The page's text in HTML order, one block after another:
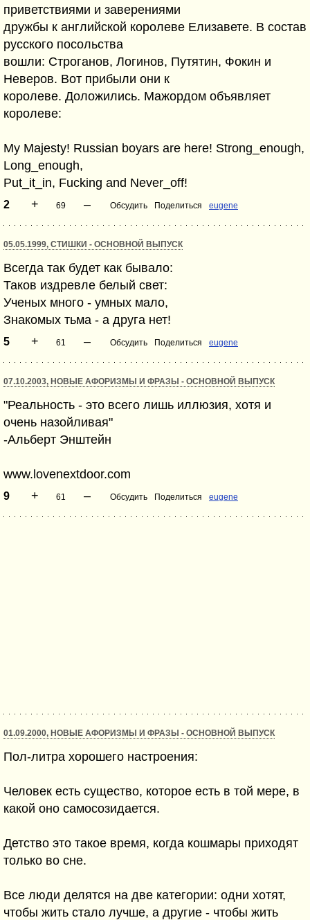
приветствиями и заверениями
дружбы к английской королеве Елизавете. В состав
русского посольства
вошли: Строганов, Логинов, Путятин, Фокин и
Неверов. Вот прибыли они к
королеве. Доложились. Мажордом объявляет
королеве:
My Majesty! Russian boyars are here! Strong_enough,
Long_enough,
Put_it_in, Fuсking and Never_off!
2 + 69 – Обсудить Поделиться eugene
05.05.1999, СТИШКИ - ОСНОВНОЙ ВЫПУСК
Всегда так будет как бывало:
Таков издревле белый свет:
Ученых много - умных мало,
Знакомых тьма - а друга нет!
5 + 61 – Обсудить Поделиться eugene
07.10.2003, НОВЫЕ АФОРИЗМЫ И ФРАЗЫ - ОСНОВНОЙ ВЫПУСК
"Реальность - это всего лишь иллюзия, хотя и
очень назойливая"
-Альберт Энштейн
www.lovenextdoor.com
9 + 61 – Обсудить Поделиться eugene
01.09.2000, НОВЫЕ АФОРИЗМЫ И ФРАЗЫ - ОСНОВНОЙ ВЫПУСК
Пол-литра хорошего настроения:
Человек есть существо, которое есть в той мере, в
какой оно самосозидается.
Детство это такое время, когда кошмары приходят
только во сне.
Все люди делятся на две категории: одни хотят,
чтобы жить стало лучше, а другие - чтобы жить